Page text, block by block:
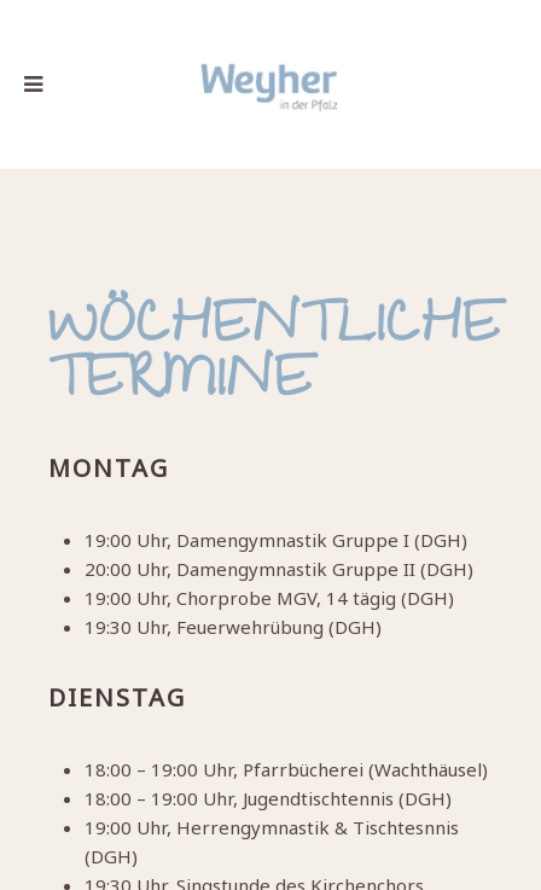
WÖCHENTLICHE
TERMINE
MONTAG
19:00 Uhr, Damengymnastik Gruppe I (DGH)
20:00 Uhr, Damengymnastik Gruppe II (DGH)
19:00 Uhr, Chorprobe MGV, 14 tägig (DGH)
19:30 Uhr, Feuerwehrübung (DGH)
DIENSTAG
18:00 – 19:00 Uhr, Pfarrbücherei (Wachthäusel)
18:00 – 19:00 Uhr, Jugendtischtennis (DGH)
19:00 Uhr, Herrengymnastik & Tischtesnnis
(DGH)
19:30 Uhr, Singstunde des Kirchenchors